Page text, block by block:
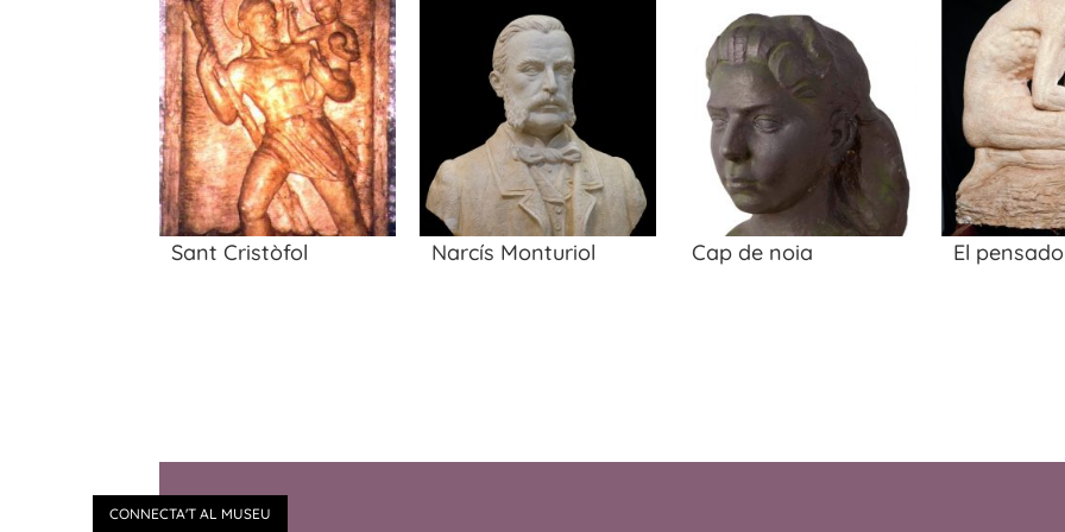
Sant Cristòfol Narcís Monturiol Cap de noia El
CONNECTA'T AL MUSEU